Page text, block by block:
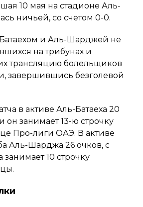
10 мая на стадионе Аль-
ничьей, со счетом 0-0.
и Аль-Шарджей не
на трибунах и
трансляцию болельщиков
завершившись безголевой
в активе Аль-Батаеха 20
он занимает 13-ю строчку
Про-лиги ОАЭ. В активе
Аль-Шарджа 26 очков, с
10 строчку